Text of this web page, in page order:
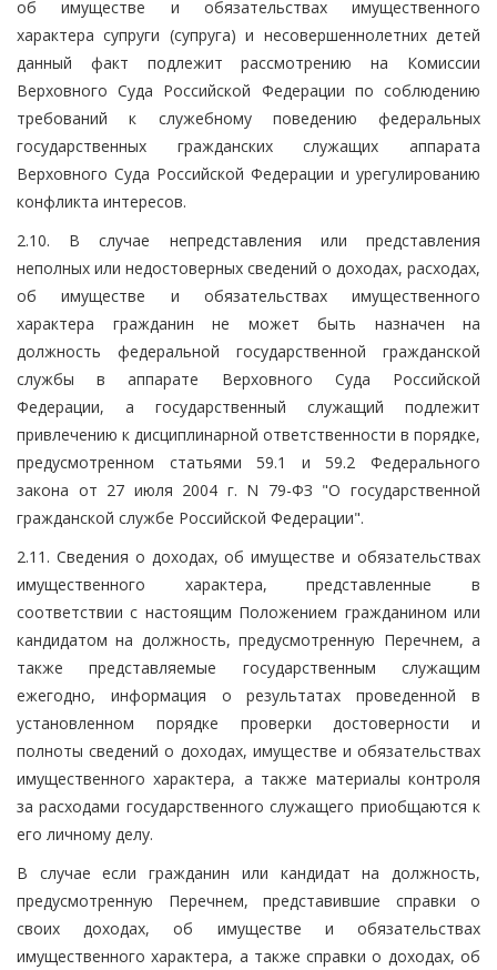
об имуществе и обязательствах имущественного
характера супруги (супруга) и несовершеннолетних детей
данный факт подлежит рассмотрению на Комиссии
Верховного Суда Российской Федерации по соблюдению
требований к служебному поведению федеральных
государственных гражданских служащих аппарата
Верховного Суда Российской Федерации и урегулированию
конфликта интересов.
2.10. В случае непредставления или представления
неполных или недостоверных сведений о доходах, расходах,
об имуществе и обязательствах имущественного
характера гражданин не может быть назначен на
должность федеральной государственной гражданской
службы в аппарате Верховного Суда Российской
Федерации, а государственный служащий подлежит
привлечению к дисциплинарной ответственности в порядке,
предусмотренном статьями 59.1 и 59.2 Федерального
закона от 27 июля 2004 г. N 79-ФЗ "О государственной
гражданской службе Российской Федерации".
2.11. Сведения о доходах, об имуществе и обязательствах
имущественного характера, представленные в
соответствии с настоящим Положением гражданином или
кандидатом на должность, предусмотренную Перечнем, а
также представляемые государственным служащим
ежегодно, информация о результатах проведенной в
установленном порядке проверки достоверности и
полноты сведений о доходах, имуществе и обязательствах
имущественного характера, а также материалы контроля
за расходами государственного служащего приобщаются к
его личному делу.
В случае если гражданин или кандидат на должность,
предусмотренную Перечнем, представившие справки о
своих доходах, об имуществе и обязательствах
имущественного характера, а также справки о доходах, об